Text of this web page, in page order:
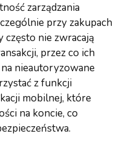
zarządzania
przy zakupach
często nie zwracają
przez co ich
nieautoryzowane
z funkcji
mobilnej, które
na koncie, co